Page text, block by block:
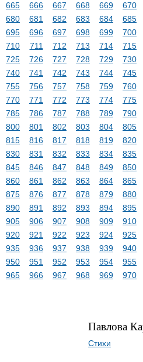
665 666 667 668 669
670
680 681 682 683 684
685
695 696 697 698 699
700
710 711 712 713 714
715
725 726 727 728 729
730
740 741 742 743 744
745
755 756 757 758 759
760
770 771 772 773 774
775
785 786 787 788 789
790
800 801 802 803 804
805
815 816 817 818 819
820
830 831 832 833 834
835
845 846 847 848 849
850
860 861 862 863 864
865
875 876 877 878 879
880
890 891 892 893 894
895
905 906 907 908 909
910
920 921 922 923 924
925
935 936 937 938 939
940
950 951 952 953 954
955
965 966 967 968 969
970
Павлова
Стихи